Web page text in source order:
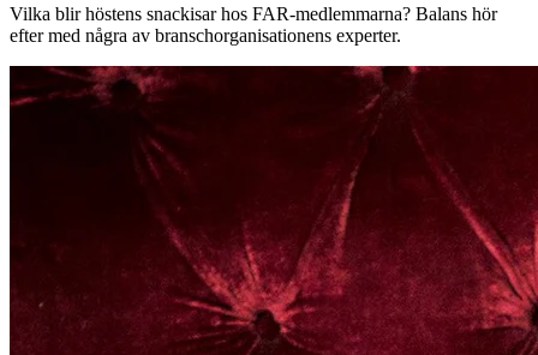
Vilka blir höstens snackisar hos FAR-medlemmarna? Balans hör
efter med några av branschorganisationens experter.